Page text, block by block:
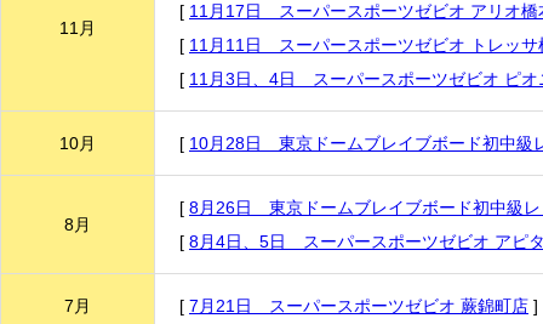
11月
[ 11月17日 スーパースポーツゼビオ アリオ橋
[ 11月11日 スーパースポーツゼビオ トレッサ
[ 11月3日、4日 スーパースポーツゼビオ ピオ
10月 [ 10月28日 東京ドームブレイブボード初中級
8月
[ 8月26日 東京ドームブレイブボード初中級レ
[ 8月4日、5日 スーパースポーツゼビオ アピ
7月 [ 7月21日 スーパースポーツゼビオ 蕨錦町店 ]